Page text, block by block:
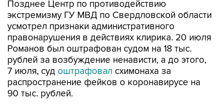
усмотрел признаки административного
правонарушения в действиях клирика. 20 июля
Романов был оштрафован судом на 18 тыс.
рублей за возбуждение ненависти, а до этого,
7 июля, судоштрафовалсхимонаха за
распространение фейков о коронавирусе на
90 тыс. рублей.
3 июля епархиальный суд признал схиигумена